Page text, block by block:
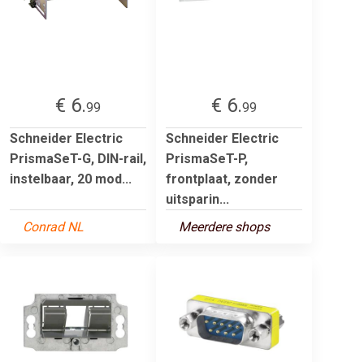
€ 6.99
Schneider Electric
PrismaSeT-G, DIN-rail,
instelbaar, 20 mod...
Conrad NL
€ 6.99
Schneider Electric
PrismaSeT-P,
frontplaat, zonder
uitsparin...
Meerdere shops